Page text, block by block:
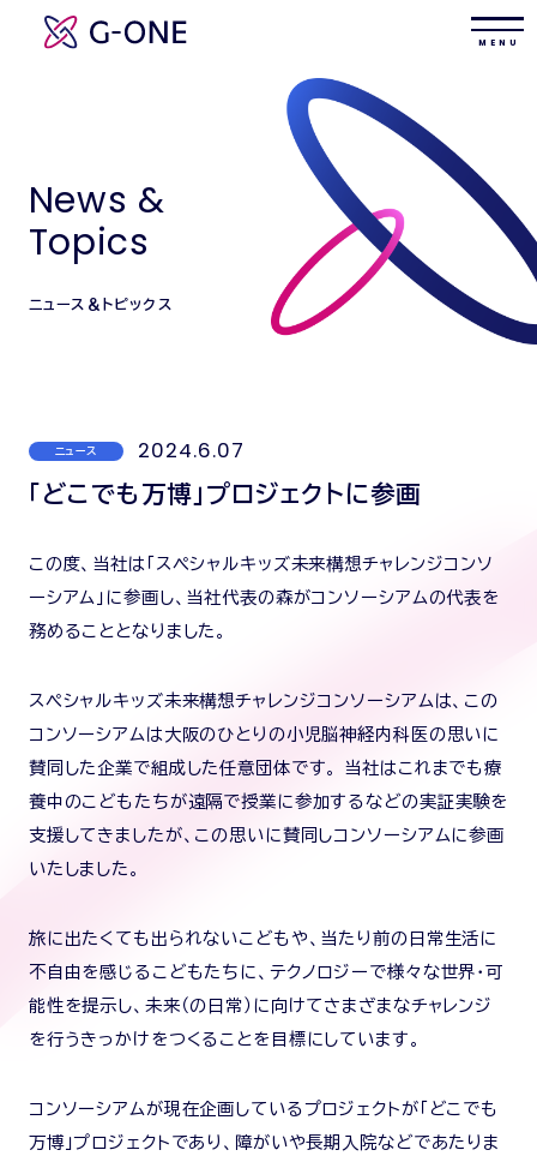
M E N U
News &
Topics
ニュース＆トピックス
ニュース 2024.6.07
「どこでも万博」プロジェクトに参画
この度、当社は「スペシャルキッズ未来構想チャレンジコンソ
ーシアム」に参画し、当社代表の森がコンソーシアムの代表を
務めることとなりました。
スペシャルキッズ未来構想チャレンジコンソーシアムは、この
コンソーシアムは大阪のひとりの小児脳神経内科医の思いに
賛同した企業で組成した任意団体です。 当社はこれまでも療
養中のこどもたちが遠隔で授業に参加するなどの実証実験を
支援してきましたが、この思いに賛同しコンソーシアムに参画
いたしました。
旅に出たくても出られないこどもや、当たり前の日常生活に
不自由を感じるこどもたちに、テクノロジーで様々な世界・可
能性を提示し、未来（の日常）に向けてさまざまなチャレンジ
を行うきっかけをつくることを目標にしています。
コンソーシアムが現在企画しているプロジェクトが「どこでも
万博」プロジェクトであり、障がいや長期入院などであたりま